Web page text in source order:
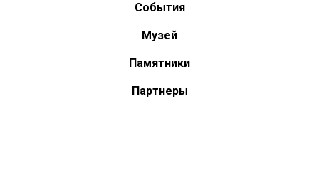
События
Музей
Памятники
Партнеры